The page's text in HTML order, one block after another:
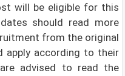
will be eligible for this
should read more
from the original
apply according to their
advised to read the